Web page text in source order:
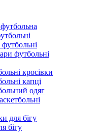
футбольні
кросівки
капці
одяг
для бігу
бігу